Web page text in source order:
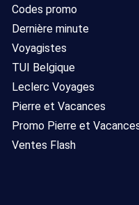
Codes promo
Dernière minute
Voyagistes
TUI Belgique
Leclerc Voyages
Pierre et Vacances
Promo Pierre et
Ventes Flash